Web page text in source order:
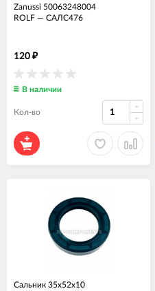
Zanussi 50063248004
ROLF — САЛС476
120 ₽
В наличии
Кол-во
Сальник 35x52x10